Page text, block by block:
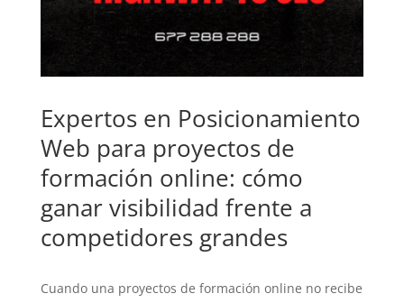
Expertos en Posicionamiento
Web para proyectos de
formación online: cómo
ganar visibilidad frente a
competidores grandes
Cuando una proyectos de formación online no recibe